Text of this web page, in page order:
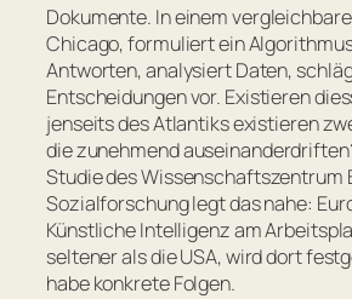
Dokumente. In einem
Chicago, formuliert ein
Antworten, analysiert Daten,
Entscheidungen vor. Existieren
jenseits des Atlantiks existieren
die zunehmend
Studie des Wissenschaftszentrum
Sozialforschung legt das nahe:
Künstliche Intelligenz am
seltener als die USA, wird dort
habe konkrete Folgen.